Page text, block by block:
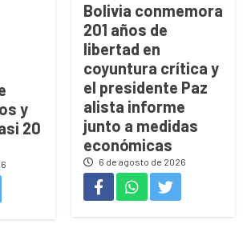
y
20
Bolivia conmemora
201 años de
libertad en
coyuntura crítica y
el presidente Paz
alista informe
junto a medidas
económicas
6 de agosto de 2026